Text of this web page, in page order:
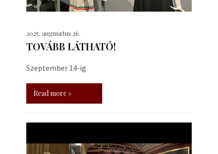
2025. augusztus 26.
TOVÁBB LÁTHATÓ!
Szeptember 14-ig
Read more »